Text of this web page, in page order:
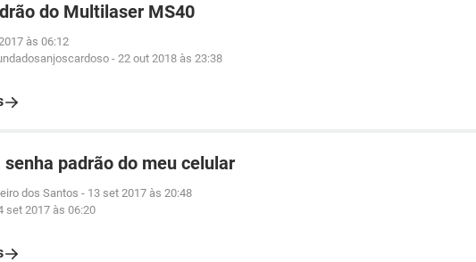
do Multilaser MS40
às 06:12
- 22 out 2018 às 23:38
senha padrão do meu celular
dos Santos - 13 set 2017 às 20:48
set 2017 às 06:20